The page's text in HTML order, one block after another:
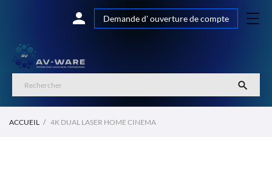
 Demande d' ouverture de compte

ACCUEIL 4K DUAL LASER HOME CINEMA